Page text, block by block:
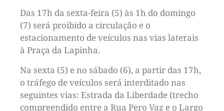
Das 17h da sexta-feira (5) às 1h do domingo
(7) será proibido a circulação e o
estacionamento de veículos nas vias laterais
à Praça da Lapinha.
Na sexta (5) e no sábado (6), a partir das 17h,
o tráfego de veículos será interditado nas
seguintes vias: Estrada da Liberdade (trecho
compreendido entre a Rua Pero Vaz e o Largo